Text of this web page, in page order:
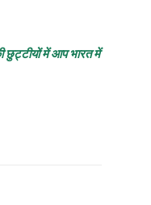
छुट्टीयों में आप भारत में